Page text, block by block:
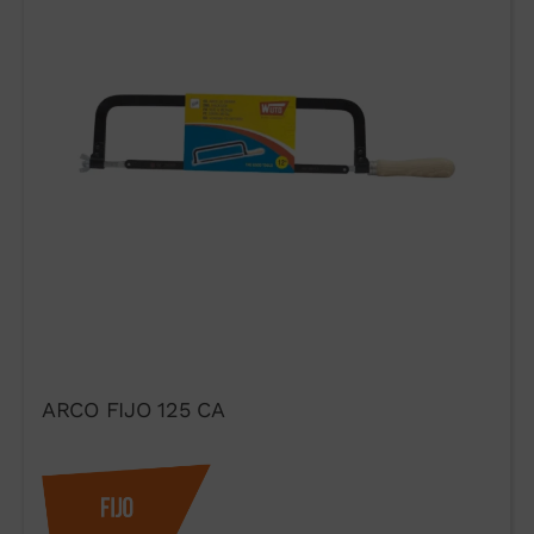
ARCO FIJO 125 CA
del formulario de contacto.
He leído y acepto el